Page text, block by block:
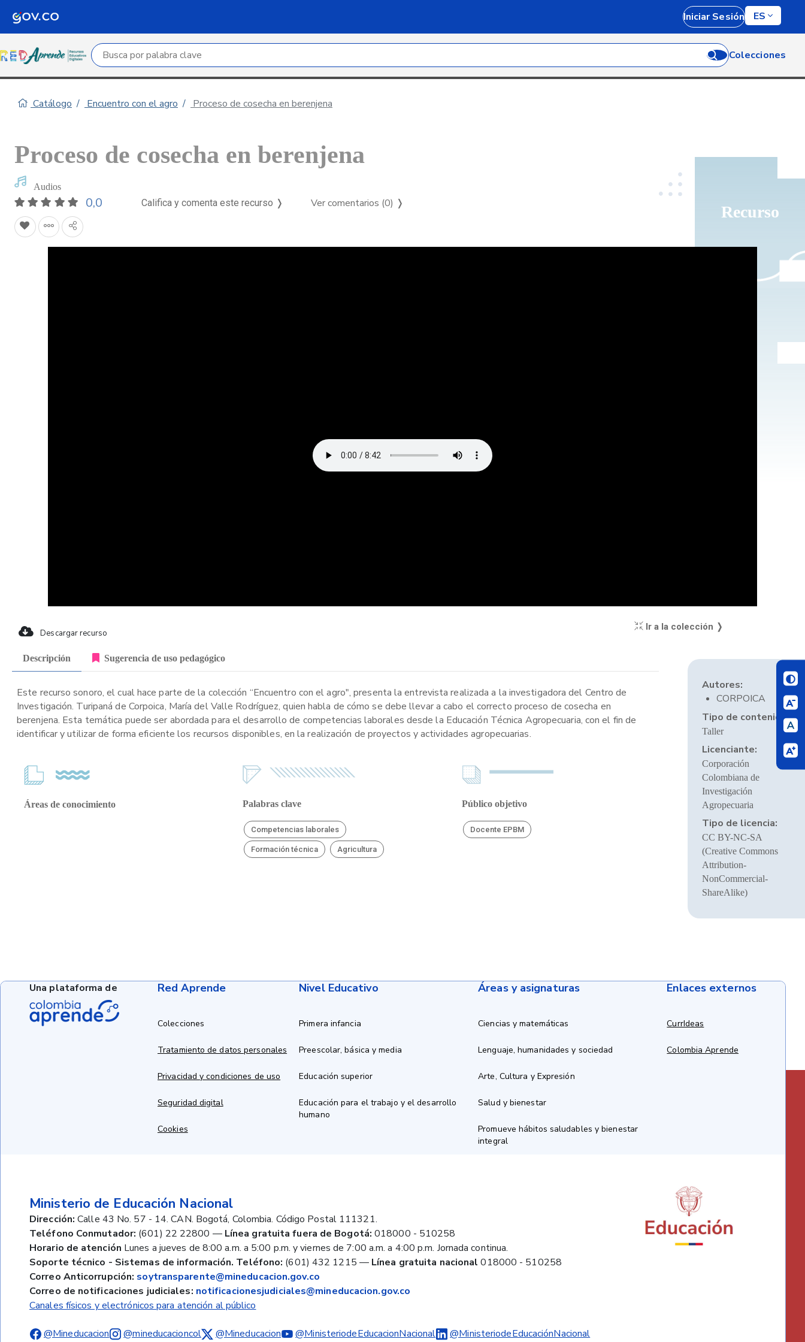
Iniciar Sesión ES
Campo de búsqueda por palabra clave Colecciones
Catálogo Encuentro con el agro Proceso de cosecha en berenjena
Recurso
Proceso de cosecha en berenjena
Audios
0,0 Califica y comenta este recurso ❭ Ver comentarios (0) ❭
Descargar recurso
Ir a la colección ❭
Descripción Sugerencia de uso pedagógico
Este recurso sonoro, el cual hace parte de la colección “Encuentro con el agro", presenta la entrevista realizada a la investigadora del Centro de
Investigación. Turipaná de Corpoica, María del Valle Rodríguez, quien habla de cómo se debe llevar a cabo el correcto proceso de cosecha en
berenjena. Esta temática puede ser abordada para el desarrollo de competencias laborales desde la Educación Técnica Agropecuaria, con el fin de
identificar y utilizar de forma eficiente los recursos disponibles, en la realización de proyectos y actividades agropecuarias.
Áreas de conocimiento Palabras clave
Competencias laborales
Formación técnica Agricultura
Público objetivo
Docente EPBM
Autores:
CORPOICA
Tipo de contenido:
Taller
Licenciante:
Corporación
Colombiana de
Investigación
Agropecuaria
Tipo de licencia:
CC BY-NC-SA
(Creative Commons
Attribution-
NonCommercial-
ShareAlike)
Red Aprende
Colecciones
Tratamiento de datos personales
Privacidad y condiciones de uso
Seguridad digital
Cookies
Nivel Educativo
Primera infancia
Preescolar, básica y media
Educación superior
Educación para el trabajo y el desarrollo
humano
Áreas y asignaturas
Ciencias y matemáticas
Lenguaje, humanidades y sociedad
Arte, Cultura y Expresión
Salud y bienestar
Promueve hábitos saludables y bienestar
integral
Enlaces externos
CurrIdeas
Colombia Aprende
Ministerio de Educación Nacional
Dirección: Calle 43 No. 57 - 14. CAN. Bogotá, Colombia. Código Postal 111321.
Teléfono Conmutador: (601) 22 22800 — Línea gratuita fuera de Bogotá: 018000 - 510258
Horario de atención Lunes a jueves de 8:00 a.m. a 5:00 p.m. y viernes de 7:00 a.m. a 4:00 p.m. Jornada continua.
Soporte técnico - Sistemas de información. Teléfono: (601) 432 1215 — Línea gratuita nacional 018000 - 510258
Correo Anticorrupción: soytransparente@mineducacion.gov.co
Correo de notificaciones judiciales: notificacionesjudiciales@mineducacion.gov.co
Canales físicos y electrónicos para atención al público
@Mineducacion @mineducacioncol @Mineducacion @MinisteriodeEducacionNacional @MinisteriodeEducaciónNacional
Una plataforma de